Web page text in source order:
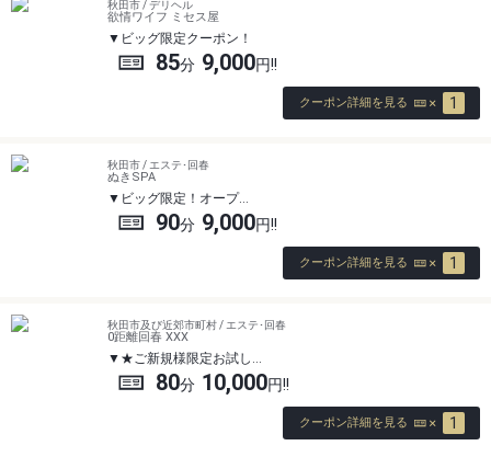
秋田市 / デリヘル
欲情ワイフ ミセス屋
ビッグ限定クーポン！
85 9,000
クーポン詳細を見る 1
秋田市 / エステ･回春
ぬきSPA
ビッグ限定！オープ…
90 9,000
クーポン詳細を見る 1
秋田市及び近郊市町村 / エステ･回春
0距離回春 XXX
★ご新規様限定お試し…
80 10,000
クーポン詳細を見る 1